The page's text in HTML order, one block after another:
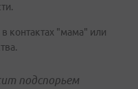
контактах "мама" или
подспорьем